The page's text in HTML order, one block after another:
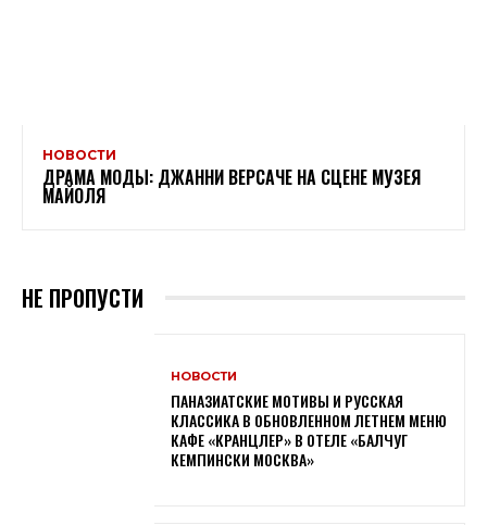
НОВОСТИ
ДРАМА МОДЫ: ДЖАННИ ВЕРСАЧЕ НА СЦЕНЕ МУЗЕЯ
МАЙОЛЯ
НЕ ПРОПУСТИ
НОВОСТИ
ПАНАЗИАТСКИЕ МОТИВЫ И РУССКАЯ
КЛАССИКА В ОБНОВЛЕННОМ ЛЕТНЕМ МЕНЮ
КАФЕ «КРАНЦЛЕР» В ОТЕЛЕ «БАЛЧУГ
КЕМПИНСКИ МОСКВА»